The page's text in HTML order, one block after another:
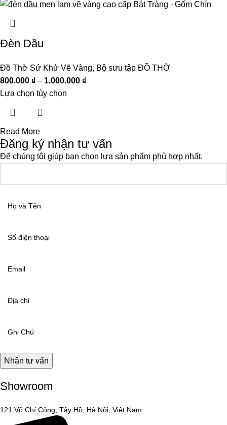
Đèn Dầu
Đồ Thờ Sứ Khử Vẽ Vàng, Bộ sưu tập ĐỒ THỜ
800.000 ₫ – 1.000.000 ₫
Lựa chọn tùy chọn
Read More
Đăng ký nhận tư vấn
Để chúng tôi giúp bạn chọn lựa sản phẩm phù hợp nhất.
Showroom
121 Võ Chí Công, Tây Hồ, Hà Nội, Việt Nam